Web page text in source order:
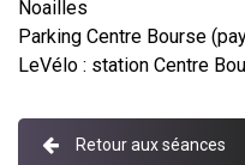
Noailles
Parking Centre Bourse
LeVélo : station Centre
Retour aux séances